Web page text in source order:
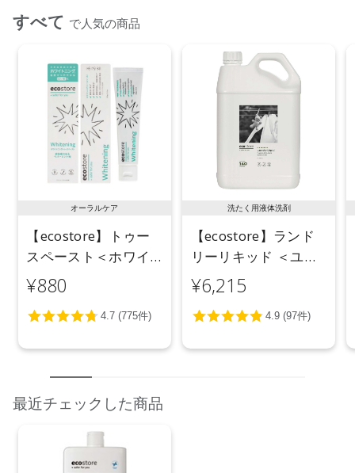
すべて で人気の商品
オーラルケア
【ecostore】トゥー
スペースト＜ホワイ
トニング＞ 100g
¥880
洗たく用液体洗剤
【ecostore】ランド
リーリキッド ＜ユー
カリ＞ 5L
¥6,215
最近チェックした商品